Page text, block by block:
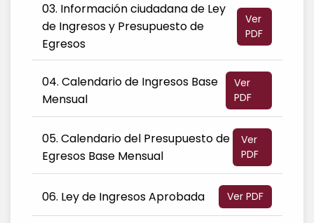
03. Información ciudadana de Ley
de Ingresos y Presupuesto de
Egresos
Ver
PDF
04. Calendario de Ingresos Base
Mensual
Ver
PDF
05. Calendario del Presupuesto de
Egresos Base Mensual
Ver
PDF
06. Ley de Ingresos Aprobada Ver PDF